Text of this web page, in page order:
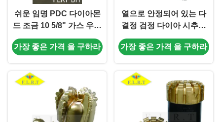
쉬운 임명 PDC 다이아몬
드 조금 10 5/8" 가스 우물
훈련을 위한 강철 몸
가장 좋은 가격 을 구하라
열으로 안정되어 있는 다
결정 검정 다이아 시추기
조금, TSP 드릴용 날 모체
체형
가장 좋은 가격 을 구하라